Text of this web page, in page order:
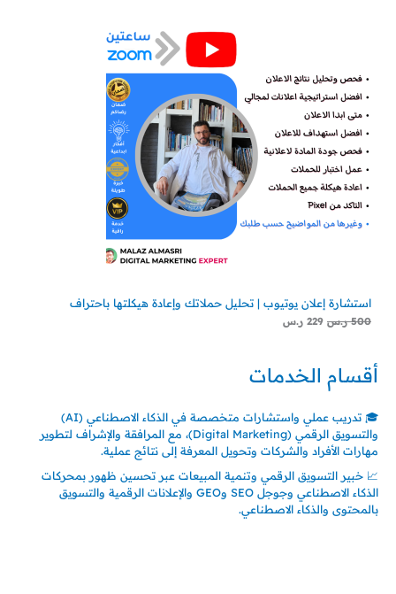
استشارة إعلان يوتيوب | تحليل حملاتك وإعادة هيكلتها باحتراف
500 ر.س 229 ر.س
أقسام الخدمات
🎓 تدريب عملي واستشارات متخصصة في الذكاء الاصطناعي (AI)
والتسويق الرقمي (Digital Marketing)، مع المرافقة والإشراف لتطوير
مهارات الأفراد والشركات وتحويل المعرفة إلى نتائج عملية.
📈 خبير التسويق الرقمي وتنمية المبيعات عبر تحسين ظهور بمحركات
الذكاء الاصطناعي وجوجل SEO وGEO والإعلانات الرقمية والتسويق
بالمحتوى والذكاء الاصطناعي.